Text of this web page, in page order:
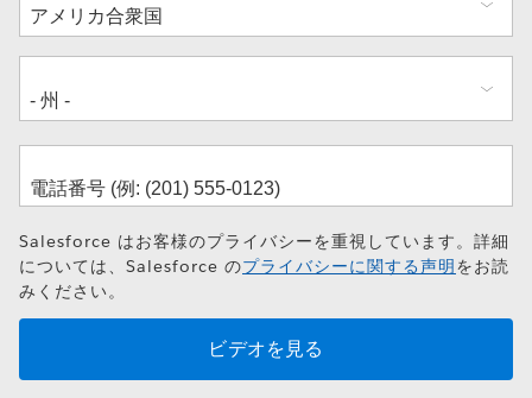
所
Salesforce はお客様のプライバシーを重視しています。詳細
については、Salesforce のプライバシーに関する声明をお読
みください。